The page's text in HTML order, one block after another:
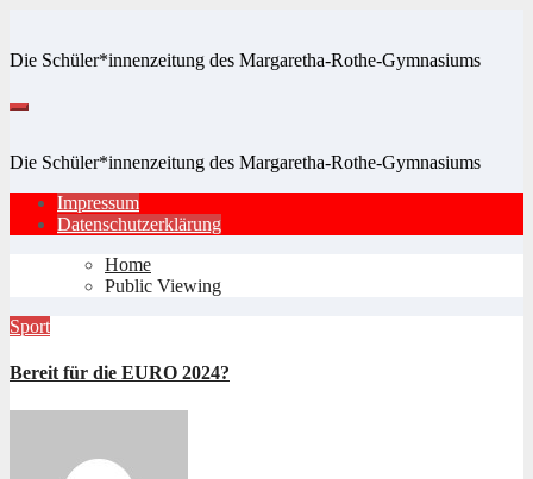
springen
Die Schüler*innenzeitung des Margaretha-Rothe-Gymnasiums
Die Schüler*innenzeitung des Margaretha-Rothe-Gymnasiums
Impressum
Datenschutzerklärung
Home
Public Viewing
Sport
Bereit für die EURO 2024?